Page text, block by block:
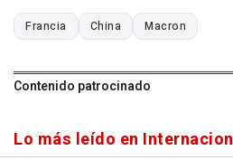
Francia China Macron
Contenido patrocinado
Lo más leído en